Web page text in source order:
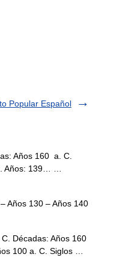
Popular Español
Años 160 a. C.
Años: 139… …
Años 130 – Años 140
Décadas: Años 160
100 a. C. Siglos …